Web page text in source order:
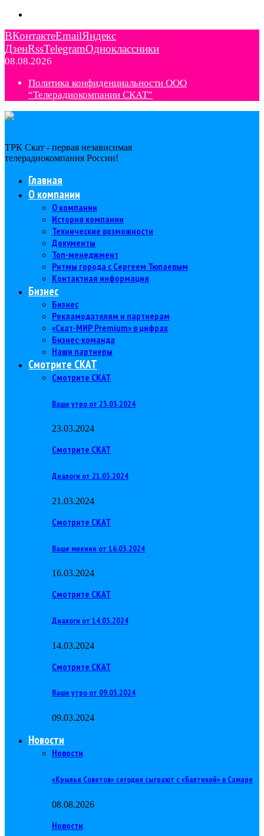
ВКонтактеEmailЯндекс
ДзенRssTelegramОдноклассники
08.08.2026
Политика конфиденциальности ООО
“Телерадиокомпании СКАТ”
ТРК Скат - первая независимая
телерадиокомпания Роcсии!
Главная
О компании
О компании
История компании
Технические возможности
Документы
Топ-менеджмент
Ритмы города с Сергеем Тюпаевым
Контактная информация
Бизнес
Бизнес
Рекламодателям и партнерам
«Скат-МИР Premium» в цифрах
Бизнес-команда
Наши партнеры
Смотрите СКАТ
Смотрите СКАТ
Ваше утро от 23.03.2024
23.03.2024
Смотрите СКАТ
Диалоги от 21.03.2024
21.03.2024
Смотрите СКАТ
Ваше мнение от 16.03.2024
16.03.2024
Смотрите СКАТ
Диалоги от 14.03.2024
14.03.2024
Смотрите СКАТ
Ваше утро от 09.03.2024
09.03.2024
Новости
Новости
«Крылья Советов» сегодня сыграют с «Балтикой» в Самаре
08.08.2026
Новости